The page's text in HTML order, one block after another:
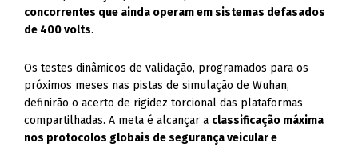
concorrentes que ainda operam em sistemas defasados
de 400 volts.
Os testes dinâmicos de validação, programados para os
próximos meses nas pistas de simulação de Wuhan,
definirão o acerto de rigidez torcional das plataformas
compartilhadas. A meta é alcançar a classificação máxima
nos protocolos globais de segurança veicular e